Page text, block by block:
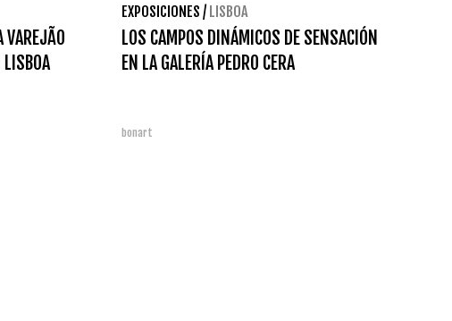
VAREJÃO
LISBOA
EXPOSICIONES / LISBOA
LOS CAMPOS DINÁMICOS DE SENSACIÓN
EN LA GALERÍA PEDRO CERA
bonart